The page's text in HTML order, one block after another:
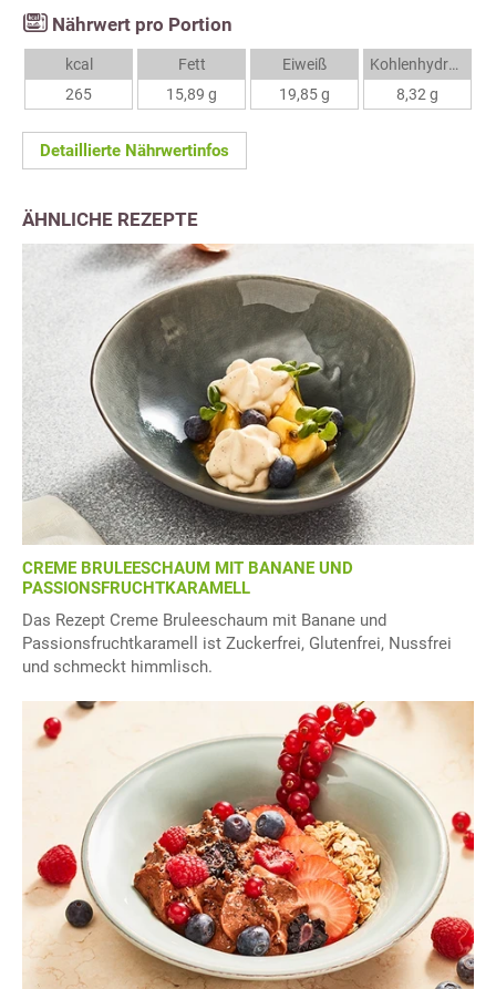
Nährwert pro Portion
kcal
265
Fett
15,89 g
Eiweiß
19,85 g
Kohlenhydrate
8,32 g
Detaillierte Nährwertinfos
ÄHNLICHE REZEPTE
CREME BRULEESCHAUM MIT BANANE UND
PASSIONSFRUCHTKARAMELL
Das Rezept Creme Bruleeschaum mit Banane und
Passionsfruchtkaramell ist Zuckerfrei, Glutenfrei, Nussfrei
und schmeckt himmlisch.